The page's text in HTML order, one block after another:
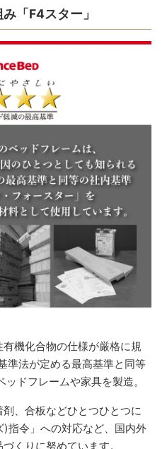
「F4スター」
機化合物の仕様が厳格に規
準法が定める最高基準と同等
ドフレームや家具を製造。
、合板などひとつひとつに
指令」への対応など、国内外
くりに努めています。